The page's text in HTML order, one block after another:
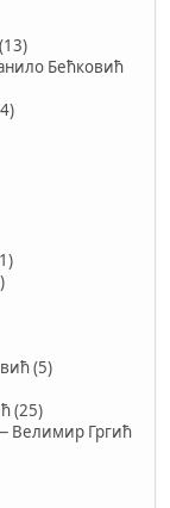
Бећковић
(5)
(25)
Велимир Гргић